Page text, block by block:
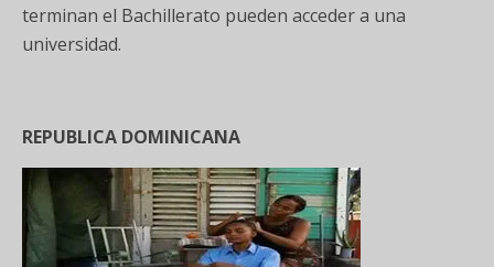
terminan el Bachillerato pueden acceder a una
universidad.
REPUBLICA DOMINICANA